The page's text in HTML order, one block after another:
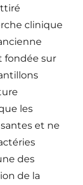
clinique
fondée sur
les
et ne
des
de la